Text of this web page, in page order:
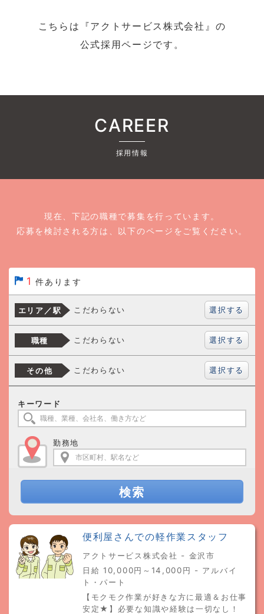
こちらは『アクトサービス株式会社』の
公式採用ページです。
CAREER
採用情報
現在、下記の職種で募集を行っています。
応募を検討される方は、以下のページをご覧ください。
1 件あります
エリア／駅 こだわらない 選択する
職種 こだわらない 選択する
その他 こだわらない 選択する
キーワード
勤務地
検索
便利屋さんでの軽作業スタッフ
アクトサービス株式会社 - 金沢市
日給 10,000円～14,000円 - アルバイ
ト・パート
【モクモク作業が好きな方に最適＆お仕事
安定★】必要な知識や経験は一切なし！